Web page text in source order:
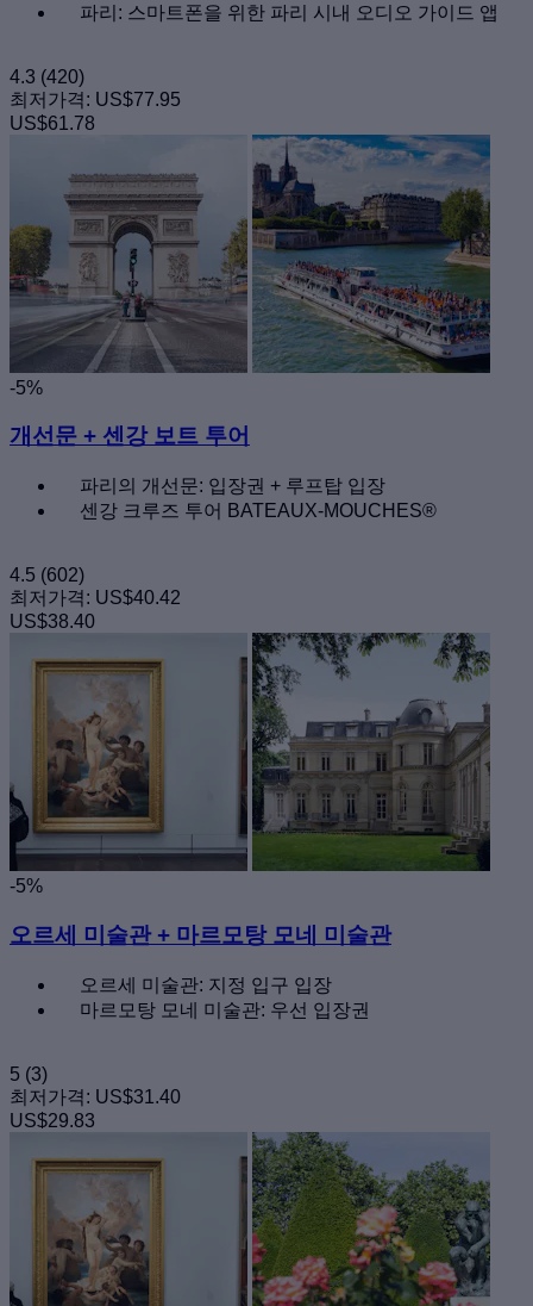
파리: 스마트폰을 위한 파리 시내 오디오 가이드 앱
4.3 (420)
최저가격: US$77.95
US$61.78
-5%
개선문 + 센강 보트 투어
파리의 개선문: 입장권 + 루프탑 입장
센강 크루즈 투어 BATEAUX-MOUCHES®
4.5 (602)
최저가격: US$40.42
US$38.40
-5%
오르세 미술관 + 마르모탕 모네 미술관
오르세 미술관: 지정 입구 입장
마르모탕 모네 미술관: 우선 입장권
5 (3)
최저가격: US$31.40
US$29.83